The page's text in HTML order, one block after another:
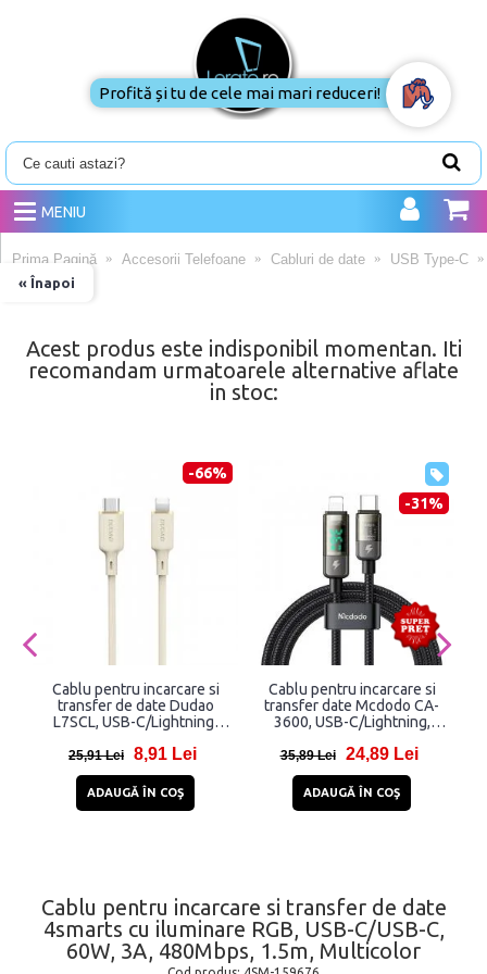
MENIU
« Înapoi
Prima Pagină Accesorii Telefoane Cabluri de date USB Type-C
Acest produs este indisponibil momentan. Iti
recomandam urmatoarele alternative aflate
in stoc:
-66%
Cablu pentru incarcare si
transfer de date Dudao
L7SCL, USB-C/Lightning,
25,91 Lei 8,91 Lei
ADAUGĂ ÎN COŞ
-31%
Cablu pentru incarcare si
transfer date Mcdodo CA-
3600, USB-C/Lightning,
35,89 Lei 24,89 Lei
ADAUGĂ ÎN COŞ
Cablu pentru incarcare si transfer de date
4smarts cu iluminare RGB, USB-C/USB-C,
60W, 3A, 480Mbps, 1.5m, Multicolor
Profită și tu de cele mai mari reduceri!